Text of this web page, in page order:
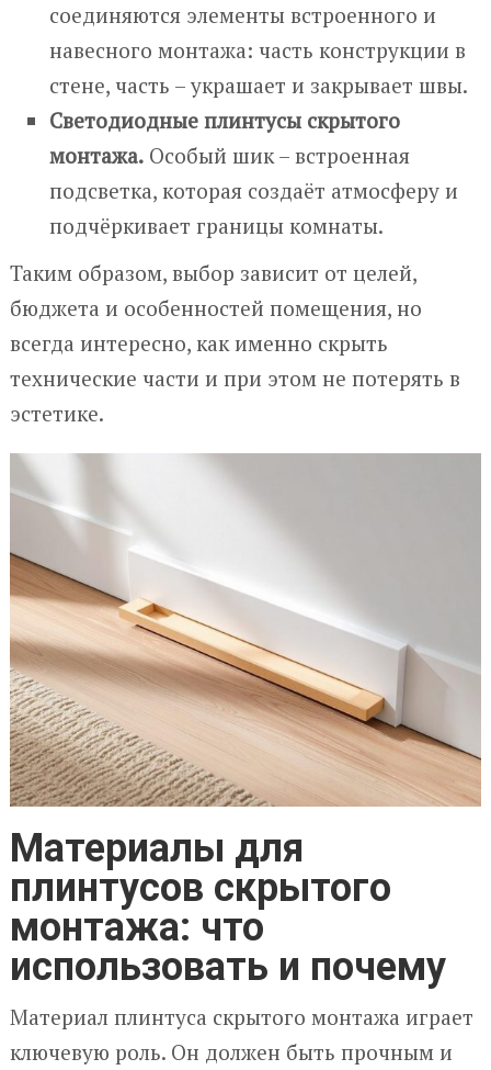
соединяются элементы встроенного и
навесного монтажа: часть конструкции в
стене, часть – украшает и закрывает швы.
Светодиодные плинтусы скрытого
монтажа. Особый шик – встроенная
подсветка, которая создаёт атмосферу и
подчёркивает границы комнаты.
Таким образом, выбор зависит от целей,
бюджета и особенностей помещения, но
всегда интересно, как именно скрыть
технические части и при этом не потерять в
эстетике.
Материалы для
плинтусов скрытого
монтажа: что
использовать и почему
Материал плинтуса скрытого монтажа играет
ключевую роль. Он должен быть прочным и